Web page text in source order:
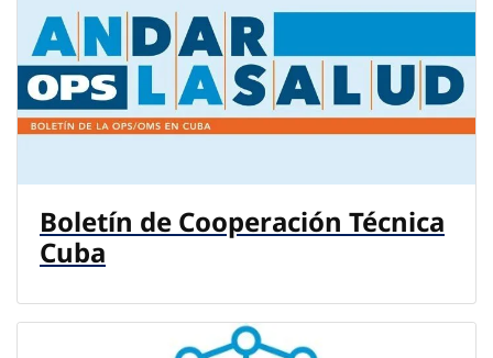
Boletín de Cooperación Técnica
Cuba